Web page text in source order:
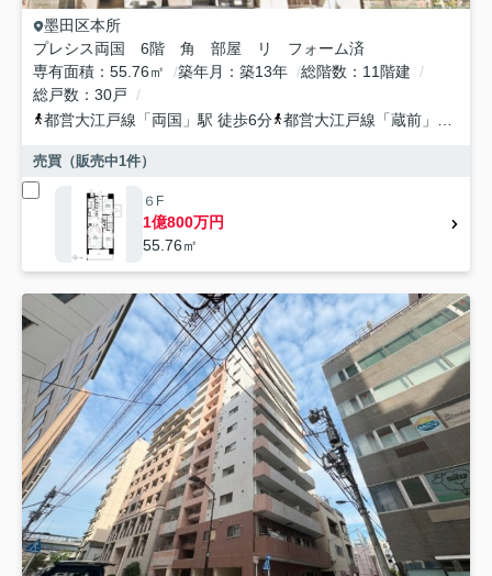
墨田区本所
プレシス両国 6階 角 部屋 リ フォーム済
専有面積
55.76㎡ 築年月 築13年 総階数
11階建
総戸数
30戸
都営大江戸線 「両国 」駅 徒歩6分 都営大江戸線 「蔵前 」駅 徒歩6分
売買（販売中1件）
６F
1億800万円
55.76㎡